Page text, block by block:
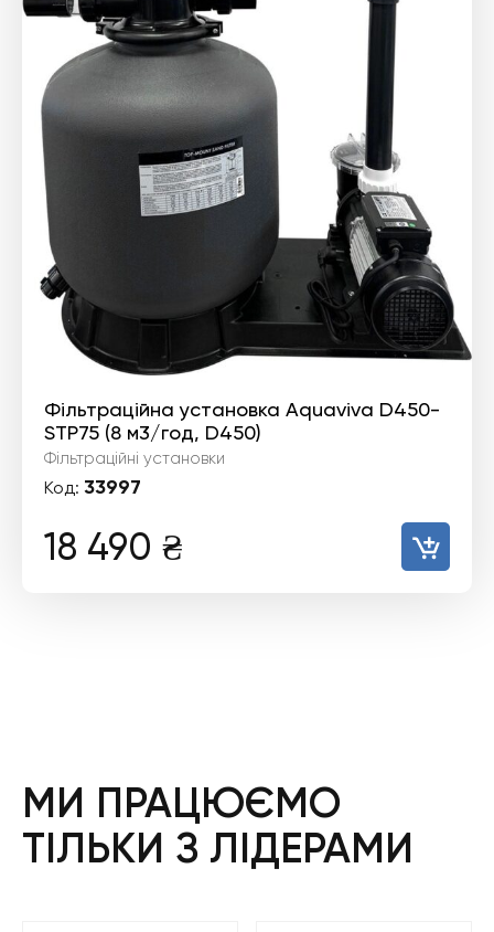
Фільтраційна установка Aquaviva D450-
STP75 (8 м3/год, D450)
Фільтраційні установки
Код: 33997
18 490 ₴
МИ ПРАЦЮЄМО
ТІЛЬКИ З ЛІДЕРАМИ